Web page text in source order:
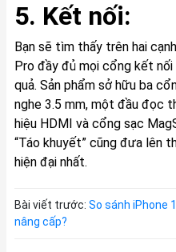
5. Kết nối:
Bạn sẽ tìm thấy trên hai
Pro đầy đủ mọi cổng kết
quả. Sản phẩm sở hữu ba
nghe 3.5 mm, một đầu đọc
hiệu HDMI và cổng sạc
“Táo khuyết” cũng đưa lên
hiện đại nhất.
Bài viết trước: So sánh iPhone
nâng cấp?